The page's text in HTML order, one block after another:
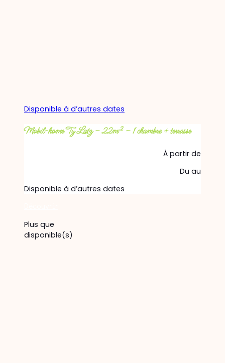
Disponible à d’autres dates
Mobil-home Ty Latz – 22m² – 1 chambre + terrasse
À partir de
Du au
Disponible à d’autres dates
Plus que
disponible(s)